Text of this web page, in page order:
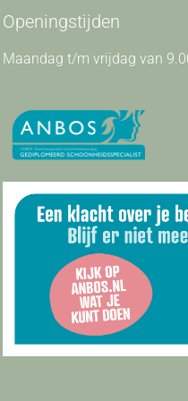
Openingstijden
Maandag t/m vrijdag van